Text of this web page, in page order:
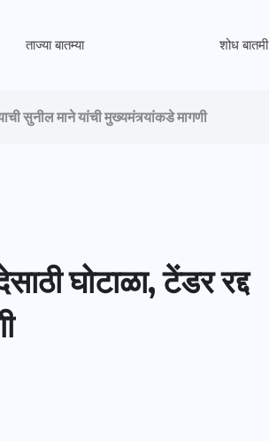
ताज्या बातम्या शोध बातमी
सुनील माने यांची मुख्यमंत्र्यांकडे मागणी
घोटाळा, टेंडर रद्द